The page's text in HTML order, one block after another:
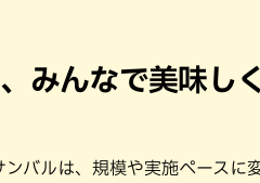
みんなで美味し
バルは、規模や実施ペースに